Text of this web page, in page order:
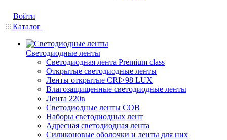
Войти
Каталог
Светодиодные ленты
Светодиодная лента Premium class
Открытые светодиодные ленты
Ленты открытые CRI>98 LUX
Влагозащищенные светодиодные ленты
Лента 220в
Светодиодные ленты COB
Наборы светодиодных лент
Адресная светодиодная лента
Силиконовые оболочки и ленты для них